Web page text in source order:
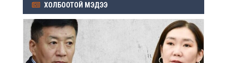
ХОЛБООТОЙ МЭДЭЭ